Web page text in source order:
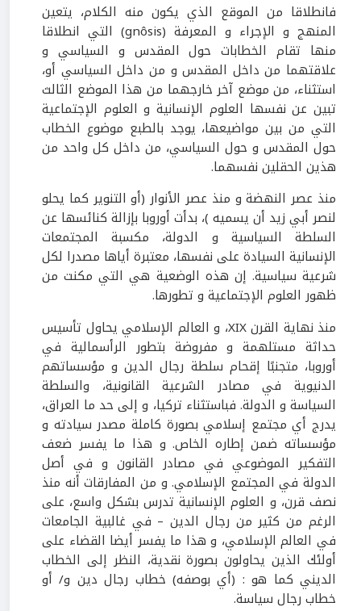
فانطلاقا من الموقع الذي يكون منه الكلام، يتعين
المنهج و الإجراء و المعرفة (gnôsis) التي انطلاقا
منها تقام الخطابات حول المقدس و السياسي و
علاقتهما من داخل المقدس و من داخل السياسي أو،
استثناء، من موضع آخر خارجهما من هذا الموضع الثالث
تبين عن نفسها العلوم الإنسانية و العلوم الإجتماعية
التي من بين مواضيعها، يوجد بالطبع موضوع الخطاب
حول المقدس و حول السياسي، من داخل كل واحد من
هذين الحقلين نفسهما.
منذ عصر النهضة و منذ عصر الأنوار (أو التنوير كما يحلو
لنصر أبي زيد أن يسميه )، بدأت أوروبا بإزالة كنائسها عن
السلطة السياسية و الدولة، مكسبة المجتمعات
الإنسانية السيادة على نفسها، معتبرة أياها مصدرا لكل
شرعية سياسية. إن هذه الوضعية هي التي مكنت من
ظهور العلوم الإجتماعية و تطورها.
منذ نهاية القرن XIX، و العالم الإسلامي يحاول تأسيس
حداثة مستلهمة و مفروضة بتطور الرأسمالية في
أوروبا، متجنبًا إقحام سلطة رجال الدين و مؤسساتهم
الدنيوية في مصادر الشرعية القانونية، والسلطة
السياسة و الدولة. فباستثناء تركيا، و إلى حد ما العراق،
يدرج أي مجتمع إسلامي بصورة كاملة مصدر سيادته و
مؤسساته ضمن إطاره الخاص. و هذا ما يفسر ضعف
التفكير الموضوعي في مصادر القانون و في أصل
الدولة في المجتمع الإسلامي. و من المفارقات أنه منذ
نصف قرن، و العلوم الإنسانية تدرس بشكل واسع، على
الرغم من كثير من رجال الدين – في غالبية الجامعات
في العالم الإسلامي، و هذا ما يفسر أيضا القضاء على
أولئك الذين يحاولون بصورة نقدية، النظر إلى الخطاب
الديني كما هو : (أي بوصفه) خطاب رجال دين و/ أو
خطاب رجال سياسة.